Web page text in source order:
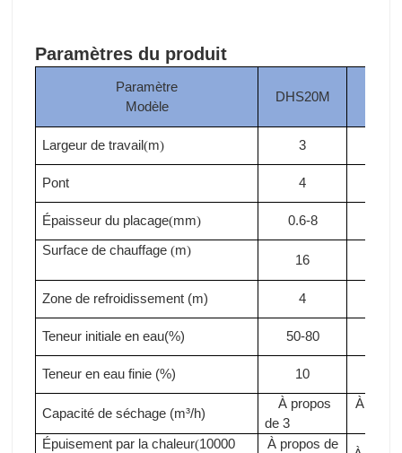
Paramètres du produit
Paramètre
Modèle
DHS20M
Largeur de travail(m) 3
Pont 4
Épaisseur du placage(mm) 0.6-8
Surface de chauffage (m)
16
Zone de refroidissement (m) 4
Teneur initiale en eau(%) 50-80
Teneur en eau finie (%) 10
Capacité de séchage (m³/h)
À propos
de 3
À
Épuisement par la chaleur(10000
À propos de